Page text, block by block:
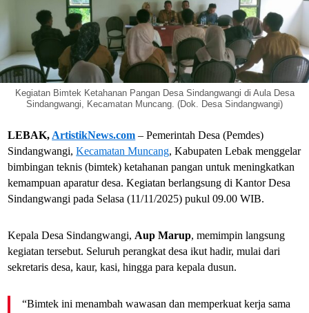
Kegiatan Bimtek Ketahanan Pangan Desa Sindangwangi di Aula Desa
Sindangwangi, Kecamatan Muncang. (Dok. Desa Sindangwangi)
LEBAK, ArtistikNews.com – Pemerintah Desa (Pemdes)
Sindangwangi,Kecamatan Muncang, Kabupaten Lebak menggelar
bimbingan teknis (bimtek) ketahanan pangan untuk meningkatkan
kemampuan aparatur desa. Kegiatan berlangsung di Kantor Desa
Sindangwangi pada Selasa (11/11/2025) pukul 09.00 WIB.
Kepala Desa Sindangwangi, Aup Marup, memimpin langsung
kegiatan tersebut. Seluruh perangkat desa ikut hadir, mulai dari
sekretaris desa, kaur, kasi, hingga para kepala dusun.
“Bimtek ini menambah wawasan dan memperkuat kerja sama